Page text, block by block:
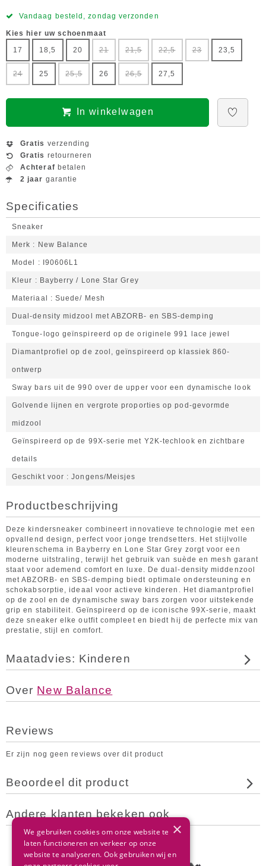
Vandaag besteld, zondag verzonden
Kies hier uw schoenmaat
17
18,5 20 21 21,5 22,5 23 23,5
24 25 25,5 26 26,5 27,5
In winkelwagen
Gratis verzending
Gratis retourneren
Achteraf betalen
2 jaar garantie
Specificaties
Sneaker
Merk New Balance
Model I90606L1
Kleur Bayberry / Lone Star Grey
Materiaal Suede/ Mesh
Dual-density midzool met ABZORB- en SBS-demping
Tongue-logo geïnspireerd op de originele 991 lace jewel
Diamantprofiel op de zool, geïnspireerd op klassiek 860-
ontwerp
Sway bars uit de 990 over de upper voor een dynamische look
Golvende lijnen en vergrote proporties op pod-gevormde
midzool
Geïnspireerd op de 99X-serie met Y2K-techlook en zichtbare
details
Geschikt voor Jongens/Meisjes
Productbeschrijving
Deze kindersneaker combineert innovatieve technologie met een
opvallend design, perfect voor jonge trendsetters. Het stijlvolle
kleurenschema in Bayberry en Lone Star Grey zorgt voor een
moderne uitstraling, terwijl het gebruik van suède en mesh garant
staat voor ademend comfort en luxe. De dual-density middenzool
met ABZORB- en SBS-demping biedt optimale ondersteuning en
schokabsorptie, ideaal voor actieve kinderen. Het diamantprofiel
op de zool en de dynamische sway bars zorgen voor uitstekende
grip en stabiliteit. Geïnspireerd op de iconische 99X-serie, maakt
deze sneaker elke outfit compleet en biedt hij de perfecte mix van
prestatie, stijl en comfort.
Maatadvies: Kinderen
Over New Balance
Reviews
Er zijn nog geen reviews over dit product
Beoordeel dit product
Andere klanten bekeken ook
×
We gebruiken cookies om onze website te
laten functioneren en verkeer op onze
website te analyseren. Ook gebruiken wij en